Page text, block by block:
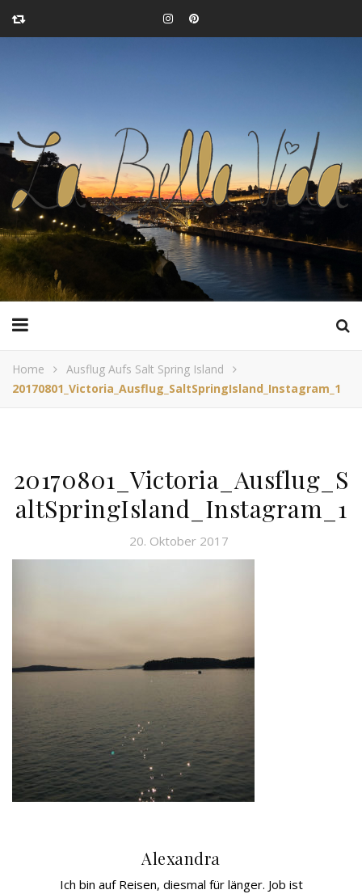
Home
Ausflug Aufs Salt Spring Island
20170801_Victoria_Ausflug_SaltSpringIsland_Instagram_1
20170801_Victoria_Ausflug_S
altSpringIsland_Instagram_1
20. Oktober 2017
Alexandra
Ich bin auf Reisen, diesmal für länger. Job ist